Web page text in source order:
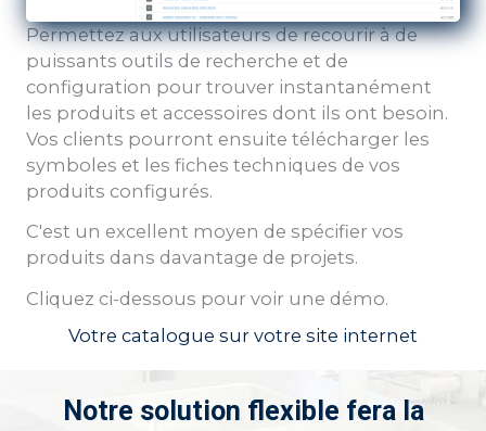
Permettez aux utilisateurs de recourir à de
puissants outils de recherche et de
configuration pour trouver instantanément
les produits et accessoires dont ils ont besoin.
Vos clients pourront ensuite télécharger les
symboles et les fiches techniques de vos
produits configurés.
C'est un excellent moyen de spécifier vos
produits dans davantage de projets.
Cliquez ci-dessous pour voir une démo.
Votre catalogue sur votre site internet
Notre solution flexible fera la